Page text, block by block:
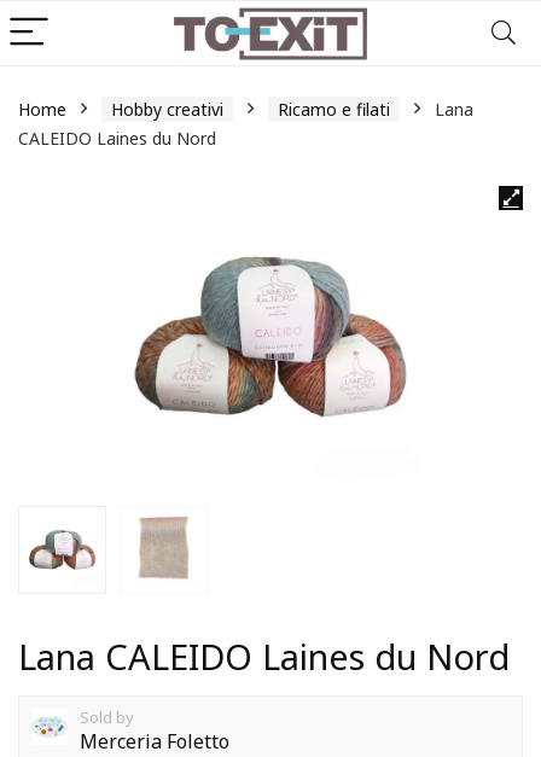
Home Hobby creativi Ricamo e filati
Lana
CALEIDO Laines du Nord
Lana CALEIDO Laines du Nord
Sold by
Merceria Foletto